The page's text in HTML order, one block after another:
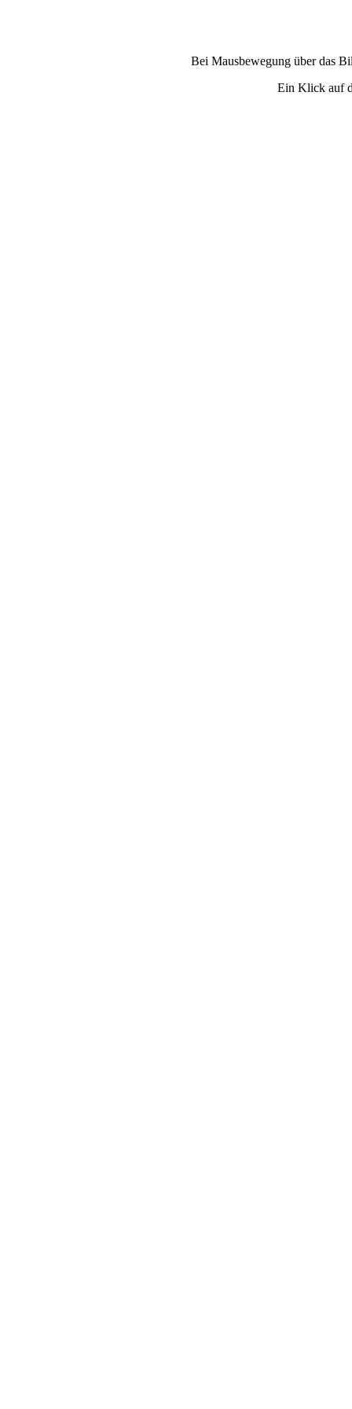
Bei Mausbewegung über das
Ein Klick auf